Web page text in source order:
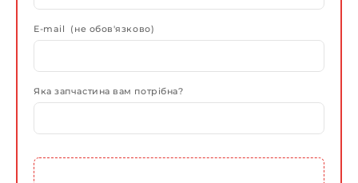
E-mail (не обов'язково)
Яка запчастина вам потрібна?